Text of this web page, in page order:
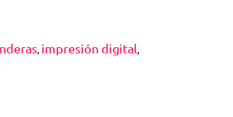
, impresión digital,